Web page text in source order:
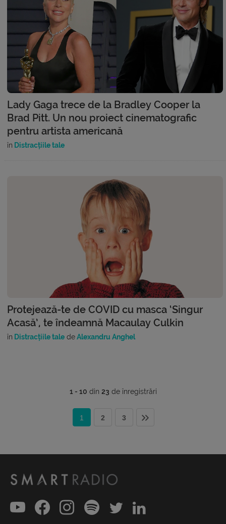
Lady Gaga trece de la Bradley Cooper la
Brad Pitt. Un nou proiect cinematografic
pentru artista americană
în Distracțiile tale
Protejează-te de COVID cu masca ‘Singur
Acasă’, te îndeamnă Macaulay Culkin
în Distracțiile tale deAlexandru Anghel
1 - 10 din 23 de înregistrări
1 2 3